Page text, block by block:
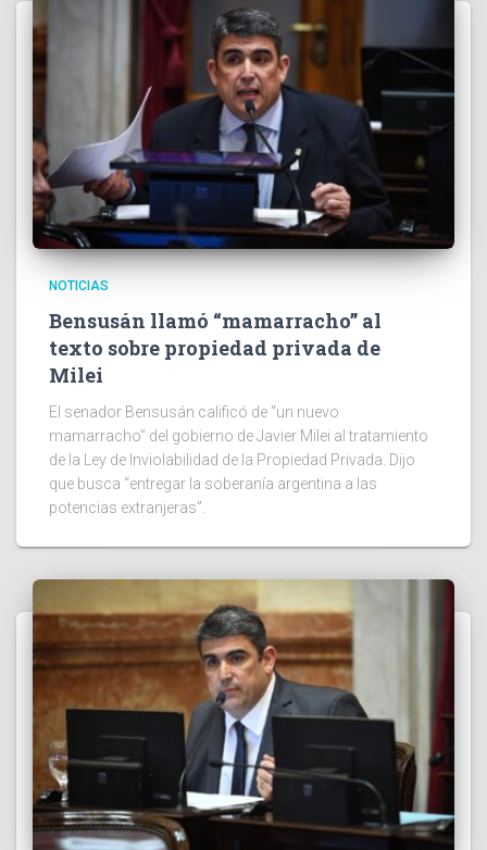
NOTICIAS
Bensusán llamó “mamarracho” al
texto sobre propiedad privada de
Milei
El senador Bensusán calificó de “un nuevo
mamarracho” del gobierno de Javier Milei al tratamiento
de la Ley de Inviolabilidad de la Propiedad Privada. Dijo
que busca “entregar la soberanía argentina a las
potencias extranjeras”.